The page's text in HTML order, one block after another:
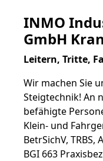
INMO
GmbH
Leitern, Tritte,
Wir machen Sie
Steigtechnik! An
befähigte
Klein- und
BetrSichV, TRBS,
BGI 663